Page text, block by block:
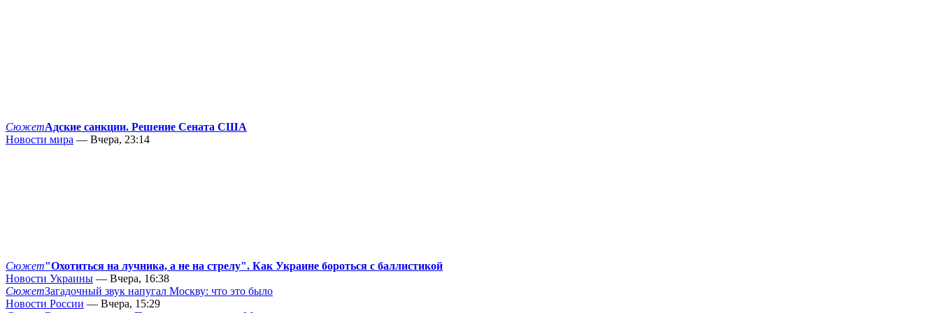
СюжетАдские санкции. Решение Сената США
Новости мира — Вчера, 23:14
Сюжет"Охотиться на лучника, а не на стрелу". Как Украине бороться с баллистикой
Новости Украины — Вчера, 16:38
СюжетЗагадочный звук напугал Москву: что это было
Новости России — Вчера, 15:29